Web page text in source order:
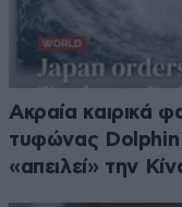
Ακραία καιρικά
τυφώνας Dolphin
«απειλεί» την